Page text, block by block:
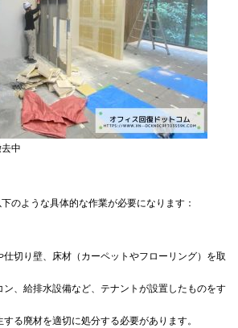
中
のような具体的な作業が必要になります：
仕切り壁、床材（カーペットやフローリング）を取
ン、給排水設備など、テナントが設置したものをす
する廃材を適切に処分する必要があります。